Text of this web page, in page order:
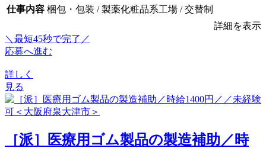
仕事内容 梱包・包装 / 製薬化粧品系工場 / 交替制
詳細を表示
＼最短45秒で完了／
応募へ進む
詳しく
見る
［派］医療用ゴム製品の製造補助／時